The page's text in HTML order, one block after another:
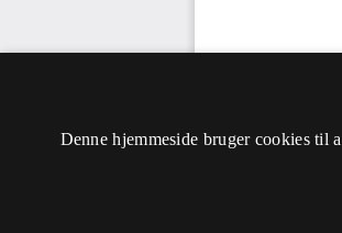
Denne hjemmeside bruger cookies til